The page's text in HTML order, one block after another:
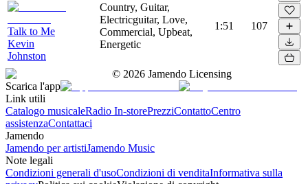
Talk to Me
Kevin
Johnston
Country, Guitar,
Electricguitar, Love,
Commercial, Upbeat,
Energetic
1:51 107
© 2026 Jamendo Licensing
Scarica l'app
Link utili
Catalogo musicaleRadio In-storePrezziContattoCentro
assistenzaContattaci
Jamendo
Jamendo per artistiJamendo Music
Note legali
Condizioni generali d'usoCondizioni di venditaInformativa sulla